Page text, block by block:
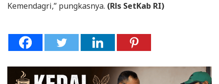
Kemendagri,” pungkasnya. (Rls SetKab RI)